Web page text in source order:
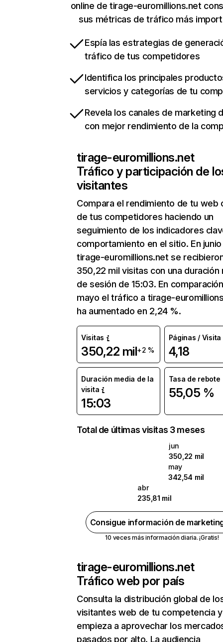
online de tirage-euromillions.net
sus métricas de tráfico más
Espía las estrategias de
tráfico de tus competidores
Identifica los principales
servicios y categorías de tu
Revela los canales de marketing
con mejor rendimiento de la
tirage-euromillions.net
Tráfico y participación de
visitantes
Compara el rendimiento de tu web
de tus competidores haciendo un
seguimiento de los indicadores
comportamiento en el sitio. En junio
tirage-euromillions.net se
350,22 mil visitas con una duración
de sesión de 15:03. En
mayo el tráfico a tirage-
ha aumentado en 2,24 %.
Visitas
350,22 mil+2 %
Páginas / Visita
4,18
Duración media de la
visita
15:03
Tasa de rebote
55,05 %
Total de últimas visitas 3 meses
jun
350,22 mil
may
342,54 mil
abr
235,81 mil
Consigue información de
10 veces más información diaria. ¡Gratis!
tirage-euromillions.net
Tráfico web por país
Consulta la distribución global de
visitantes web de tu competencia y
empieza a aprovechar los
pasados por alto. La audiencia